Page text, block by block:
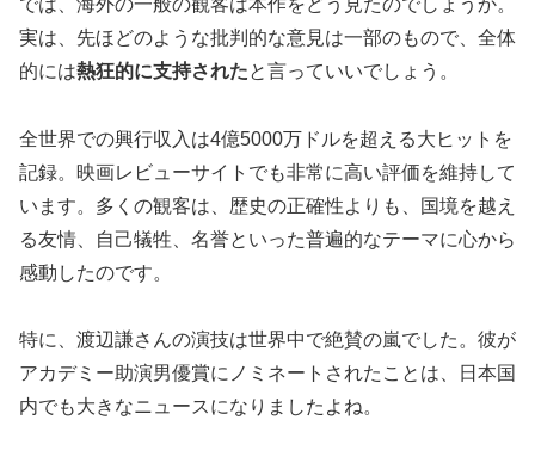
実は、先ほどのような批判的な意見は一部のもので、全体
的には熱狂的に支持されたと言っていいでしょう。
全世界での興行収入は4億5000万ドルを超える大ヒットを
記録。映画レビューサイトでも非常に高い評価を維持して
います。多くの観客は、歴史の正確性よりも、国境を越え
る友情、自己犠牲、名誉といった普遍的なテーマに心から
感動したのです。
特に、渡辺謙さんの演技は世界中で絶賛の嵐でした。彼が
アカデミー助演男優賞にノミネートされたことは、日本国
内でも大きなニュースになりましたよね。